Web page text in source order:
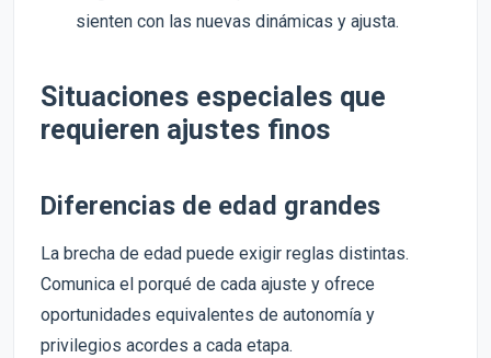
sienten con las nuevas dinámicas y ajusta.
Situaciones especiales que
requieren ajustes finos
Diferencias de edad grandes
La brecha de edad puede exigir reglas distintas.
Comunica el porqué de cada ajuste y ofrece
oportunidades equivalentes de autonomía y
privilegios acordes a cada etapa.